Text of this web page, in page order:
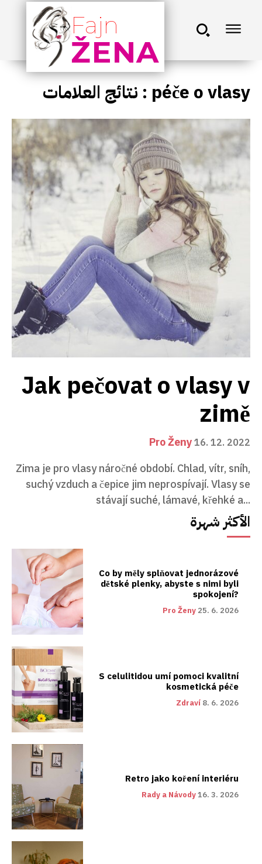
Fajn
ŽENA
نتائج العلامات : péče o vlasy
Jak pečovat o vlasy v
zimě
Pro Ženy16. 12. 2022
Zima je pro vlasy náročné období. Chlad, vítr, sníh,
suchý vzduch a čepice jim neprospívají. Vlasy se
stávají suché, lámavé, křehké a...
الأكثر شهرة
Co by měly splňovat jednorázové
dětské plenky, abyste s nimi byli
spokojení?
Pro Ženy 25. 6. 2026
S celulitidou umí pomoci kvalitní
kosmetická péče
Zdraví 8. 6. 2026
Retro jako koření interiéru
Rady a Návody16. 3. 2026